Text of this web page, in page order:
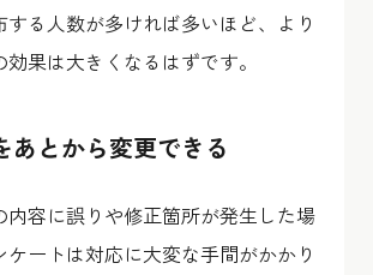
する人数が多ければ多いほど、より
果は大きくなるはずです。
あとから変更できる
内容に誤りや修正箇所が発生した場
ケートは対応に大変な手間がかかり